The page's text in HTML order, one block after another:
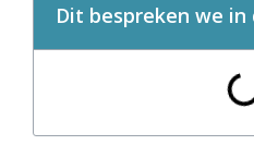
Dit bespreken we